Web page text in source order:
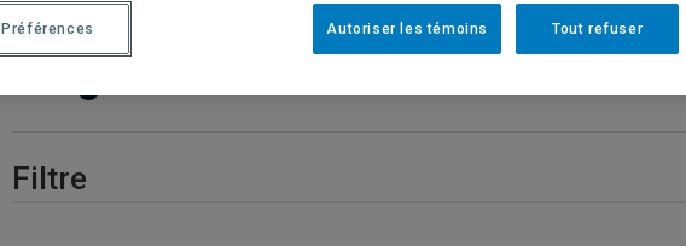
Filtre
Tout refuser
Autoriser les témoins
Préférences